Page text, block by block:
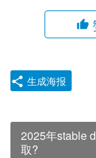
生成海报
2025年stable
取?